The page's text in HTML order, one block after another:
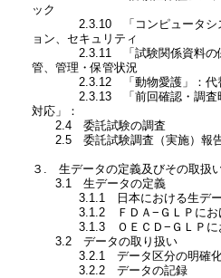
ック
2.3.10 「コンピュータシス
ョン、セキュリティ
2.3.11 「試験関係資料の保
管、管理・保管状況
2.3.12 「動物愛護」：代替
2.3.13 「前回確認・調査時
対応」：
2.4 委託試験の調査
2.5 委託試験調査（実施）報
３. 生データの定義及びその取扱
3.1 生データの定義
3.1.1 日本における生デー
3.1.2 ＦＤＡ−ＧＬＰにおけ
3.1.3 ＯＥＣＤ−ＧＬＰにお
3.2 データの取り扱い
3.2.1 データ区分の明確
3.2.2 データの記録